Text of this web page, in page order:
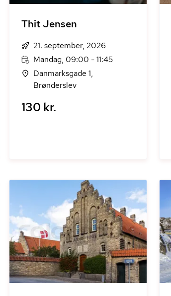
Thit Jensen
21. september, 2026
Mandag, 09:00 - 11:45
Danmarksgade 1,
Brønderslev
130 kr.